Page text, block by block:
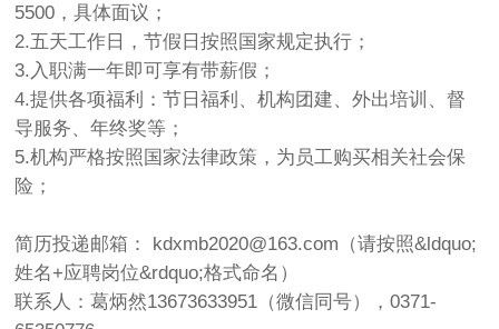
5500，具体面议；
2.五天工作日，节假日按照国家规定执行；
3.入职满一年即可享有带薪假；
4.提供各项福利：节日福利、机构团建、外出培训、督
导服务、年终奖等；
5.机构严格按照国家法律政策，为员工购买相关社会保
险；
简历投递邮箱： kdxmb2020@163.com （请按照&ldquo;
姓名+应聘岗位&rdquo;格式命名）
联系人：葛炳然13673633951（微信同号），0371-